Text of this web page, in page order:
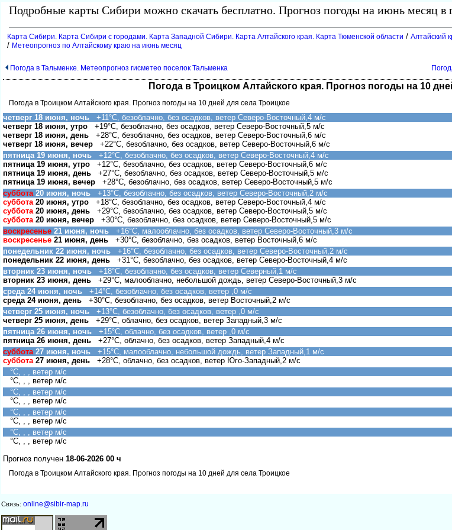
Подробные карты Сибири можно скачать бесплатно. Прогноз погоды на июнь месяц в
Карта Сибири. Карта Сибири с городами. Карта Западной Сибири. Карта Алтайского края. Карта Тюменской области / Алтайский
/ Метеопрогноз по Алтайскому краю на июнь месяц
Погода в Тальменке. Метеопрогноз гисметео поселок Тальменка
Погода в Троицком Алтайского края. Прогноз погоды на 10
Погода в Троицком Алтайского края. Прогноз погоды на 10 дней для села Троицкое
четверг 18 июня, ночь +11°C, безоблачно, без осадков, ветер Северо-Восточный,4 м/с
четверг 18 июня, утро +19°C, безоблачно, без осадков, ветер Северо-Восточный,5 м/с
четверг 18 июня, день +28°C, безоблачно, без осадков, ветер Северо-Восточный,6 м/с
четверг 18 июня, вечер +22°C, безоблачно, без осадков, ветер Северо-Восточный,6 м/с
пятница 19 июня, ночь +12°C, безоблачно, без осадков, ветер Северо-Восточный,4 м/с
пятница 19 июня, утро +12°C, безоблачно, без осадков, ветер Северо-Восточный,6 м/с
пятница 19 июня, день +27°C, безоблачно, без осадков, ветер Северо-Восточный,5 м/с
пятница 19 июня, вечер +28°C, безоблачно, без осадков, ветер Северо-Восточный,5 м/с
суббота20 июня, ночь +13°C, безоблачно, без осадков, ветер Северо-Восточный,2 м/с
суббота20 июня, утро +18°C, безоблачно, без осадков, ветер Северо-Восточный,4 м/с
суббота20 июня, день +29°C, безоблачно, без осадков, ветер Северо-Восточный,5 м/с
суббота20 июня, вечер +30°C, безоблачно, без осадков, ветер Северо-Восточный,5 м/с
оскресенье 21 июня, ночь +16°C, малооблачно, без осадков, ветер Северо-Восточный,3 м/с
оскресенье 21 июня, день +30°C, безоблачно, без осадков, ветер Восточный,6 м/с
понедельник 22 июня, ночь +16°C, безоблачно, без осадков, ветер Северо-Восточный,2 м/с
понедельник 22 июня, день +31°C, безоблачно, без осадков, ветер Северо-Восточный,4 м/с
торник 23 июня, ночь +18°C, безоблачно, без осадков, ветер Северный,1 м/с
торник 23 июня, день +29°C, малооблачно, небольшой дождь, ветер Северо-Восточный,3 м/с
среда 24 июня, ночь +14°C, безоблачно, без осадков, ветер ,0 м/с
среда 24 июня, день +30°C, безоблачно, без осадков, ветер Восточный,2 м/с
четверг 25 июня, ночь +13°C, безоблачно, без осадков, ветер ,0 м/с
четверг 25 июня, день +29°C, облачно, без осадков, ветер Западный,3 м/с
пятница 26 июня, ночь +15°C, облачно, без осадков, ветер ,0 м/с
пятница 26 июня, день +27°C, облачно, без осадков, ветер Западный,4 м/с
суббота27 июня, ночь +15°C, малооблачно, небольшой дождь, ветер Западный,1 м/с
суббота27 июня, день +28°C, облачно, без осадков, ветер Юго-Западный,2 м/с
°C, , , ветер м/с
°C, , , ветер м/с
°C, , , ветер м/с
°C, , , ветер м/с
°C, , , ветер м/с
°C, , , ветер м/с
°C, , , ветер м/с
°C, , , ветер м/с
Прогноз получен 18-06-2026 00 ч
Погода в Троицком Алтайского края. Прогноз погоды на 10 дней для села Троицкое
Связь: online@sibir-map.ru